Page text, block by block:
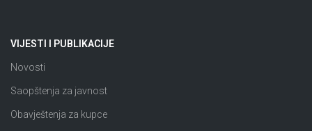
VIJESTI I PUBLIKACIJE
Novosti
Saopštenja za javnost
Obavještenja za kupce